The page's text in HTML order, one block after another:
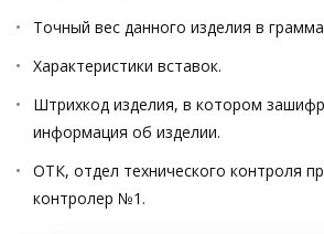
Точный вес данного изделия в
Характеристики вставок.
Штрихкод изделия, в котором
информация об изделии.
ОТК, отдел технического контроля
контролер №1.